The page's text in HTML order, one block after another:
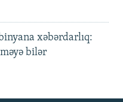
xəbərdarlıq:
bilər